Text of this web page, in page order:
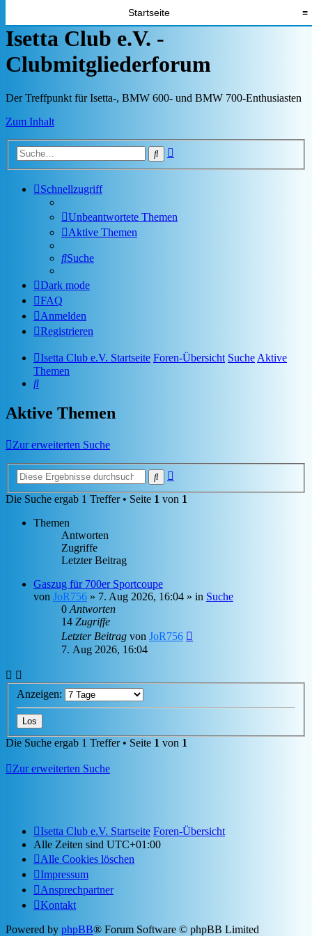
Startseite ≡
Isetta Club e.V. -
Clubmitgliederforum
Der Treffpunkt für Isetta-, BMW 600- und BMW 700-Enthusiasten
Zum Inhalt
Suche
Schnellzugriff
Unbeantwortete Themen
Aktive Themen
Suche
Dark mode
FAQ
Anmelden
Registrieren
Isetta Club e.V. Startseite Foren-Übersicht Suche Aktive
Themen
Suche
Aktive Themen
Zur erweiterten Suche
Suche
Die Suche ergab 1 Treffer • Seite 1 von 1
Themen
Antworten
Zugriffe
Letzter Beitrag
Gaszug für 700er Sportcoupe
von JoR756 » 7. Aug 2026, 16:04 » in Suche
0Antworten
14 Zugriffe
Letzter Beitrag von JoR756
7. Aug 2026, 16:04
Anzeigen:
Die Suche ergab 1 Treffer • Seite 1 von 1
Zur erweiterten Suche
Isetta Club e.V. Startseite Foren-Übersicht
Alle Zeiten sind UTC+01:00
Alle Cookies löschen
Impressum
Ansprechpartner
Kontakt
Powered by phpBB® Forum Software © phpBB Limited